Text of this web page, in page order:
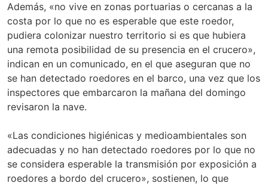
Además, «no vive en zonas portuarias o cercanas a la
costa por lo que no es esperable que este roedor,
pudiera colonizar nuestro territorio si es que hubiera
una remota posibilidad de su presencia en el crucero»,
indican en un comunicado, en el que aseguran que no
se han detectado roedores en el barco, una vez que los
inspectores que embarcaron la mañana del domingo
revisaron la nave.
«Las condiciones higiénicas y medioambientales son
adecuadas y no han detectado roedores por lo que no
se considera esperable la transmisión por exposición a
roedores a bordo del crucero», sostienen, lo que